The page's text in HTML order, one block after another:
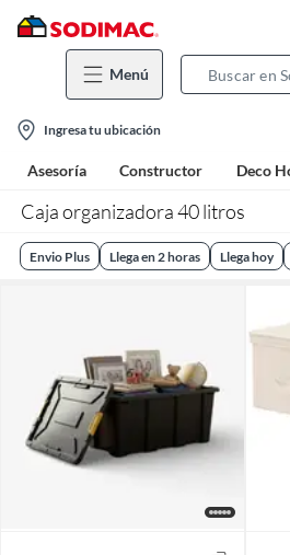
Menú
location-
icon
Ingresa tu ubicación
Asesoría Constructor Deco
Caja organizadora 40 litros
Envio Plus Llega en 2 horas Llega hoy